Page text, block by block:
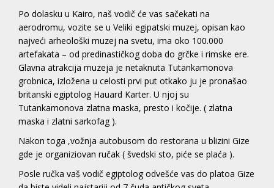
Po dolasku u Kairo, naš vodič će vas sačekati na
aerodromu, vozite se u Veliki egipatski muzej, opisan kao
najveći arheološki muzej na svetu, ima oko 100.000
artefakata – od predinastičkog doba do grčke i rimske ere.
Glavna atrakcija muzeja je netaknuta Tutankamonova
grobnica, izložena u celosti prvi put otkako ju je pronašao
britanski egiptolog Hauard Karter. U njoj su
Tutankamonova zlatna maska, presto i kočije. ( zlatna
maska i zlatni sarkofag ).
Nakon toga ,vožnja autobusom do restorana u blizini Gize
gde je organiziovan ručak ( švedski sto, piće se plaća ).
Posle ručka vaš vodič egiptolog odvešće vas do platoa Gize